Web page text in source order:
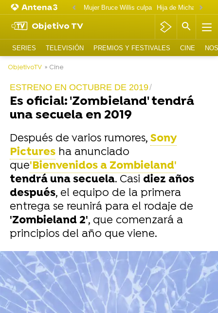
Mujer Bruce Willis culpa
Objetivo TV
SERIES TELEVISIÓN PREMIOS Y FESTIVALES CINE
ObjetivoTV » Cine
ESTRENO EN OCTUBRE DE 2019
Es oficial: 'Zombieland' tendrá
una secuela en 2019
Después de varios rumores, Sony
Pictures ha anunciado
que'Bienvenidos a Zombieland'
tendrá una secuela. Casi diez años
después, el equipo de la primera
entrega se reunirá para el rodaje de
'Zombieland 2', que comenzará a
principios del año que viene.
-